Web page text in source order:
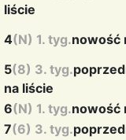
liście
4(N) 1. tyg.nowość
5(8) 3. tyg.
na liście
6(N) 1. tyg.nowość
7(6) 3. tyg.